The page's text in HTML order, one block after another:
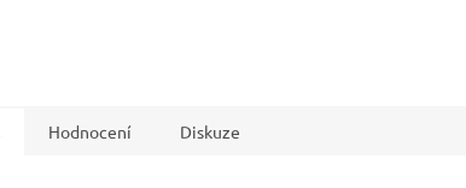
Hodnocení Diskuze